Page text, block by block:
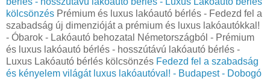
kölcsönzés Prémium és luxus lakóautó bérlés - Fedezd fel a
szabadság új dimenzióját a prémium és luxus lakóautókkal!
- Óbarok - Lakóautó behozatal Németországból - Prémium
és luxus lakóautó bérlés - hosszútávú lakóautó bérlés -
Luxus Lakóautó bérlés kölcsönzés Fedezd fel a szabadság
és kényelem világát luxus lakóautóval! - Budapest - Dobogó